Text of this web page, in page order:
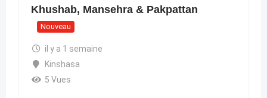
Khushab, Mansehra & Pakpattan
Nouveau
il y a 1 semaine
Kinshasa
5 Vues